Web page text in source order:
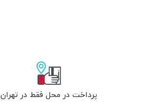
پرداخت در محل فقط در تهران